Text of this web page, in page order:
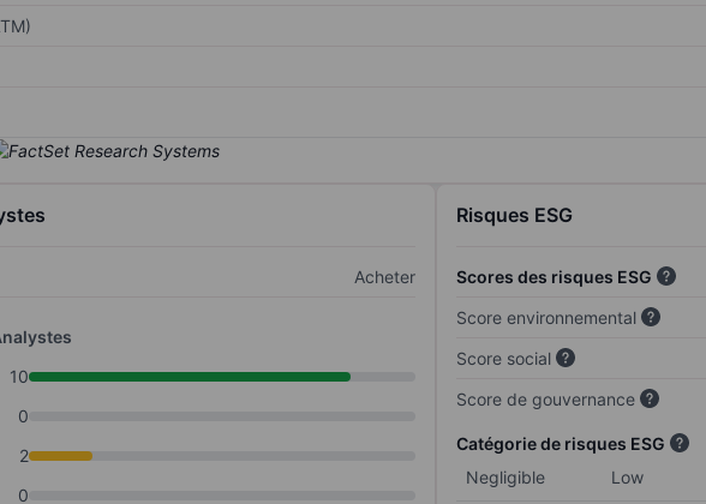
Acheter
10
0
2
0
Risques ESG
Scores des risques ESG
Score environnemental
Score social
Score de gouvernance
Catégorie de risques ESG
Negligible
Low